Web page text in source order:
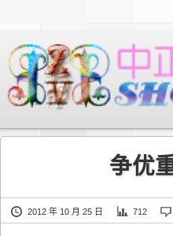
争优
2012 年 10 月 25 日 712